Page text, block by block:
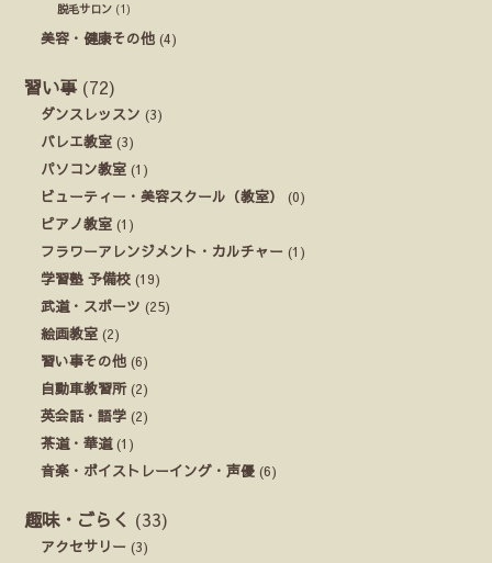
脱毛サロン (1)
美容・健康その他 (4)
習い事 (72)
ダンスレッスン (3)
バレエ教室 (3)
パソコン教室 (1)
ビューティー・美容スクール（教室）
(0)
ピアノ教室 (1)
フラワーアレンジメント・カルチャー (1)
学習塾 予備校 (19)
武道・スポーツ (25)
絵画教室 (2)
習い事その他 (6)
自動車教習所(2)
英会話・語学 (2)
茶道・華道(1)
音楽・ボイストレーイング・声優 (6)
趣味・ごらく (33)
アクセサリー (3)